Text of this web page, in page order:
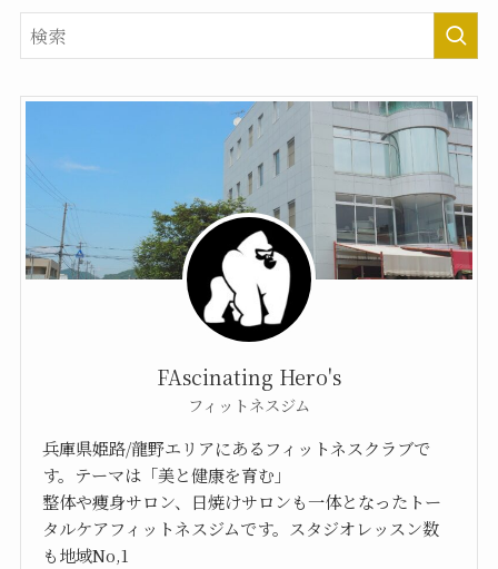
FAscinating Hero's
フィットネスジム
兵庫県姫路/龍野エリアにあるフィットネスクラブで
す。テーマは「美と健康を育む」
整体や痩身サロン、日焼けサロンも一体となったトー
タルケアフィットネスジムです。スタジオレッスン数
も地域No,1